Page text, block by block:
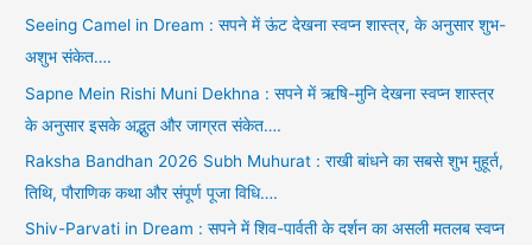
Seeing Camel in Dream : सपने में ऊंट देखना स्वप्न शास्त्र, के अनुसार शुभ-
अशुभ संकेत….
Sapne Mein Rishi Muni Dekhna : सपने में ऋषि-मुनि देखना स्वप्न शास्त्र
के अनुसार इसके अद्भुत और जाग्रत संकेत….
Raksha Bandhan 2026 Subh Muhurat : राखी बांधने का सबसे शुभ मुहूर्त,
तिथि, पौराणिक कथा और संपूर्ण पूजा विधि….
Shiv-Parvati in Dream : सपने में शिव-पार्वती के दर्शन का असली मतलब स्वप्न